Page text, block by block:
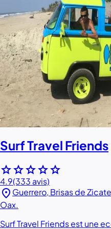
Surf Travel Friends
starstarstarstarstar
4.9(333 avis)
location_on Guerrero, Brisas de
Oax.
Surf Travel Friends est une